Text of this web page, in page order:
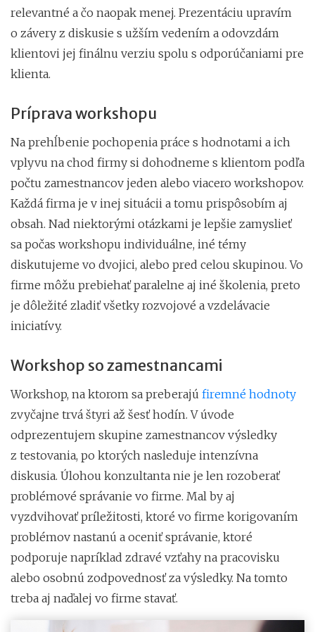
relevantné a čo naopak menej. Prezentáciu upravím
o závery z diskusie s užším vedením a odovzdám
klientovi jej finálnu verziu spolu s odporúčaniami pre
klienta.
Príprava workshopu
Na prehĺbenie pochopenia práce s hodnotami a ich
vplyvu na chod firmy si dohodneme s klientom podľa
počtu zamestnancov jeden alebo viacero workshopov.
Každá firma je v inej situácii a tomu prispôsobím aj
obsah. Nad niektorými otázkami je lepšie zamyslieť
sa počas workshopu individuálne, iné témy
diskutujeme vo dvojici, alebo pred celou skupinou. Vo
firme môžu prebiehať paralelne aj iné školenia, preto
je dôležité zladiť všetky rozvojové a vzdelávacie
iniciatívy.
Workshop so zamestnancami
Workshop, na ktorom sa preberajú firemné hodnoty
zvyčajne trvá štyri až šesť hodín. V úvode
odprezentujem skupine zamestnancov výsledky
z testovania, po ktorých nasleduje intenzívna
diskusia. Úlohou konzultanta nie je len rozoberať
problémové správanie vo firme. Mal by aj
vyzdvihovať príležitosti, ktoré vo firme korigovaním
problémov nastanú a oceniť správanie, ktoré
podporuje napríklad zdravé vzťahy na pracovisku
alebo osobnú zodpovednosť za výsledky. Na tomto
treba aj naďalej vo firme stavať.